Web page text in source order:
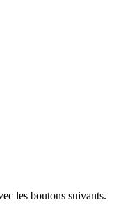
les boutons suivants.